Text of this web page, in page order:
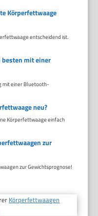
Körperfettwaage
entscheidend ist.
mit einer
mit einer Bluetooth-
neu?
Körperfettwaage einfach
zur
zur Gewichtsprognose!
Körperfettwaagen